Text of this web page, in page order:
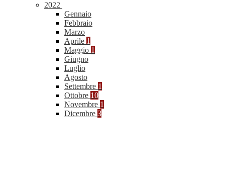
2022
Gennaio
Febbraio
Marzo
Aprile 1
Maggio 1
Giugno
Luglio
Agosto
Settembre 1
Ottobre 10
Novembre 1
Dicembre 3